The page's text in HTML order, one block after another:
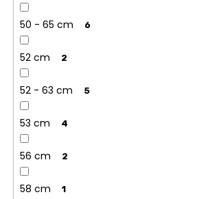
50 - 65 cm 6
52 cm 2
52 - 63 cm 5
53 cm 4
56 cm 2
58 cm 1